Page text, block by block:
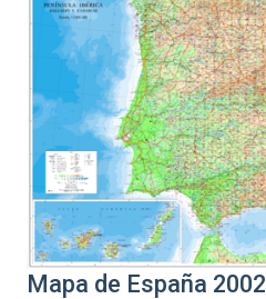
Mapa de España 2002